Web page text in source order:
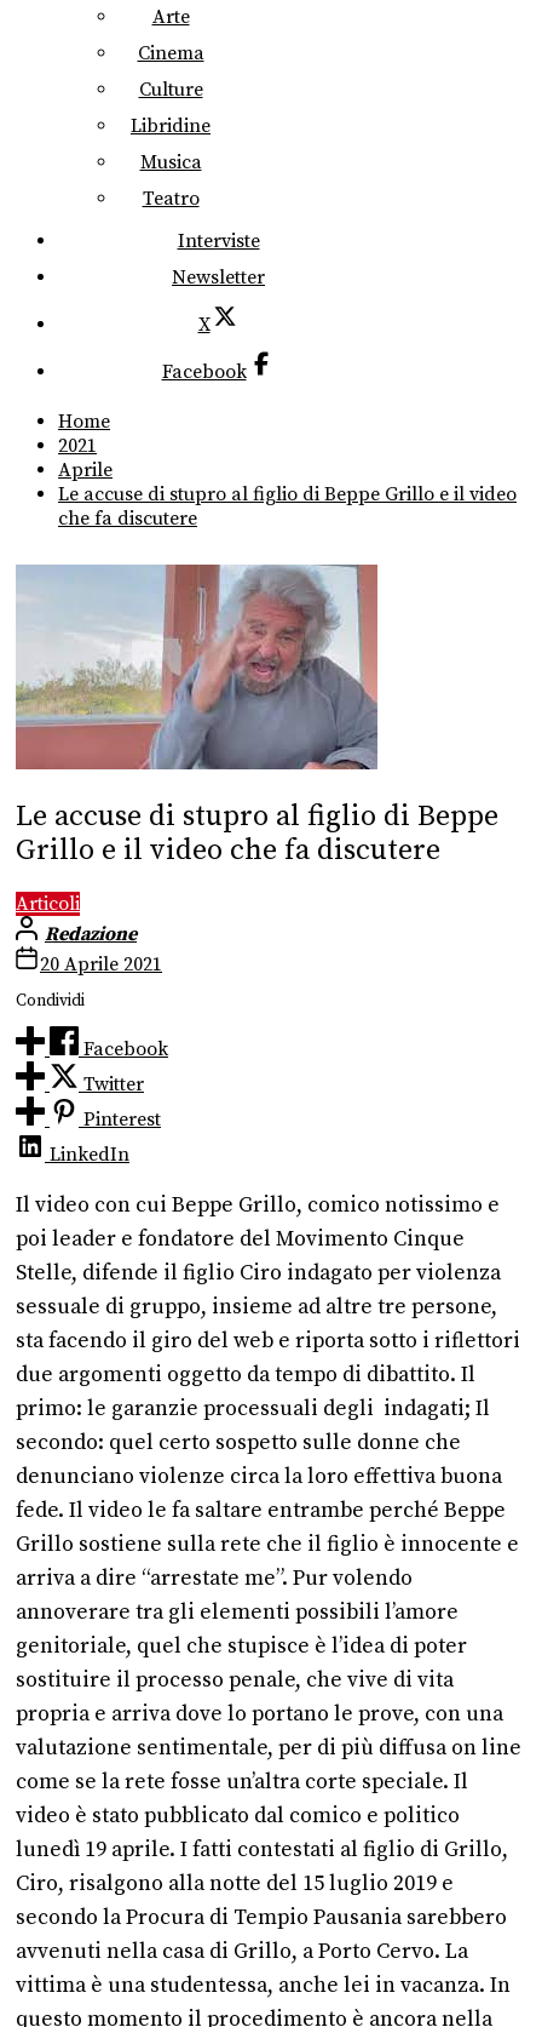
Arte
Cinema
Culture
Libridine
Musica
Teatro
Interviste
Newsletter
X
Facebook
Home
2021
Aprile
Le accuse di stupro al figlio di Beppe Grillo e il video
che fa discutere
Le accuse di stupro al figlio di Beppe
Grillo e il video che fa discutere
Articoli
Redazione
20 Aprile 2021
Condividi
Facebook
Twitter
Pinterest
LinkedIn
Il video con cui Beppe Grillo, comico notissimo e
poi leader e fondatore del Movimento Cinque
Stelle, difende il figlio Ciro indagato per violenza
sessuale di gruppo, insieme ad altre tre persone,
sta facendo il giro del web e riporta sotto i riflettori
due argomenti oggetto da tempo di dibattito. Il
primo: le garanzie processuali degli indagati; Il
secondo: quel certo sospetto sulle donne che
denunciano violenze circa la loro effettiva buona
fede. Il video le fa saltare entrambe perché Beppe
Grillo sostiene sulla rete che il figlio è innocente e
arriva a dire “arrestate me”. Pur volendo
annoverare tra gli elementi possibili l’amore
genitoriale, quel che stupisce è l’idea di poter
sostituire il processo penale, che vive di vita
propria e arriva dove lo portano le prove, con una
valutazione sentimentale, per di più diffusa on line
come se la rete fosse un’altra corte speciale. Il
video è stato pubblicato dal comico e politico
lunedì 19 aprile. I fatti contestati al figlio di Grillo,
Ciro, risalgono alla notte del 15 luglio 2019 e
secondo la Procura di Tempio Pausania sarebbero
avvenuti nella casa di Grillo, a Porto Cervo. La
vittima è una studentessa, anche lei in vacanza. In
questo momento il procedimento è ancora nella